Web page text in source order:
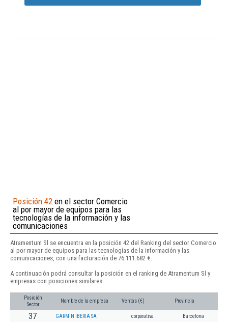
Posición 42 en el sector Comercio
al por mayor de equipos para las
tecnologías de la información y las
comunicaciones
Atramentum Sl se encuentra en la posición 42 del Ranking del sector Comercio
al por mayor de equipos para las tecnologías de la información y las
comunicaciones, con una facturación de 76.111.682 €.
A continuación podrá consultar la posición en el ranking de Atramentum Sl y
empresas con posiciones similares:
Posición
Sector
Nombre de la empresa Ventas (€) Provincia
37 GARMIN IBERIA SA corporativa Barcelona